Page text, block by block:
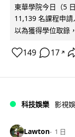
東華學院今日（5
11,139 名課程申
以為獲得學位取錄
149 17 ↗
科技娛樂 影視
Lawton 1 日